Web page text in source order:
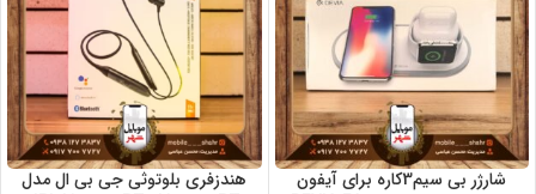
شارژر بی سیم3کاره برای آیفون
هندزفری بلوتوثی جی بی ال مدل